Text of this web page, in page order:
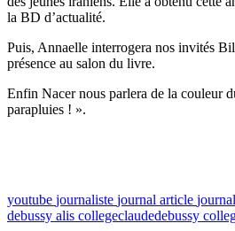
la BD d’actualité.
Puis, Annaelle interrogera nos invités
présence au salon du livre.
Enfin Nacer nous parlera de la couleur
parapluies ! ».
youtube journaliste journal article
debussy alis collegeclaudedebussy